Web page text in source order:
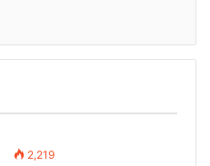
2,219